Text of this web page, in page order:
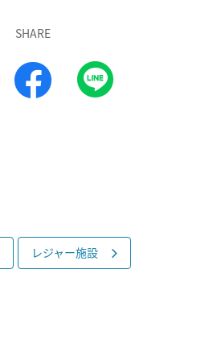
SHARE
レジャー施設